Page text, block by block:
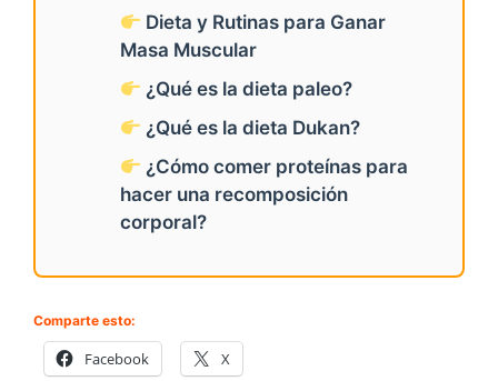
Dieta y Rutinas para Ganar
Masa Muscular
¿Qué es la dieta paleo?
¿Qué es la dieta Dukan?
¿Cómo comer proteínas para
hacer una recomposición
corporal?
Comparte esto:
Facebook X